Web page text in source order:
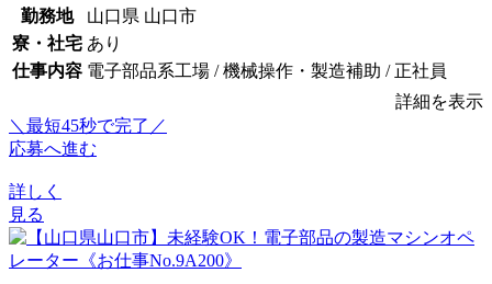
勤務地
山口県 山口市
寮・社宅 あり
仕事内容 電子部品系工場 / 機械操作・製造補助 / 正社員
詳細を表示
＼最短45秒で完了／
応募へ進む
詳しく
見る